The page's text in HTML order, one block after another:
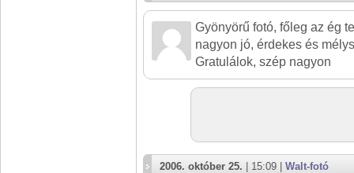
Gyönyörű fotó, főleg az ég
nagyon jó, érdekes és
Gratulálok, szép nagyon
2006. október 25. | 15:09 | Walt-fotó